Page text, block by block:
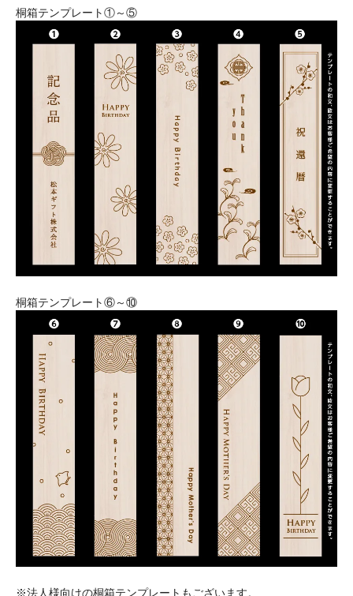
桐箱テンプレート①～⑤
桐箱テンプレート⑥～⑩
※法人様向けの桐箱テンプレートもございます。